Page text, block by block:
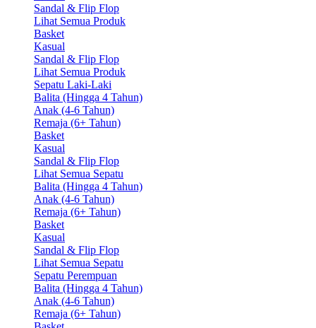
Sandal & Flip Flop
Lihat Semua Produk
Basket
Kasual
Sandal & Flip Flop
Lihat Semua Produk
Sepatu Laki-Laki
Balita (Hingga 4 Tahun)
Anak (4-6 Tahun)
Remaja (6+ Tahun)
Basket
Kasual
Sandal & Flip Flop
Lihat Semua Sepatu
Balita (Hingga 4 Tahun)
Anak (4-6 Tahun)
Remaja (6+ Tahun)
Basket
Kasual
Sandal & Flip Flop
Lihat Semua Sepatu
Sepatu Perempuan
Balita (Hingga 4 Tahun)
Anak (4-6 Tahun)
Remaja (6+ Tahun)